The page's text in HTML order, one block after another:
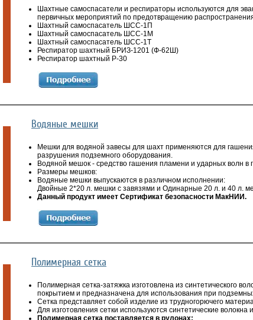
Шахтные самоспасатели и респираторы используются для
первичных мероприятий по предотвращению
Шахтный самоспасатель ШСС-1П
Шахтный самоспасатель ШСС-1М
Шахтный самоспасатель ШСС-1Т
Респиратор шахтный БРИЗ-1201 (Ф-62Ш)
Респиратор шахтный Р-30
Водяные мешки
Мешки для водяной завесы для шахт применяются для
разрушения подземного оборудования.
Водяной мешок - средство гашения пламени и ударных волн в
Размеры мешков:
Водяные мешки выпускаются в различном исполнении:
Двойные 2*20 л. мешки с завязями и Одинарные 20 л. и 40 л.
Данный продукт имеет Сертификат безопасности МакНИИ.
Полимерная сетка
Полимерная сетка-затяжка изготовлена из синтетического
покрытием и предназначена для использования при
Сетка представляет собой изделие из трудногорючего
Для изготовления сетки используются синтетические
Полимерная сетка поставляется в рулонах: